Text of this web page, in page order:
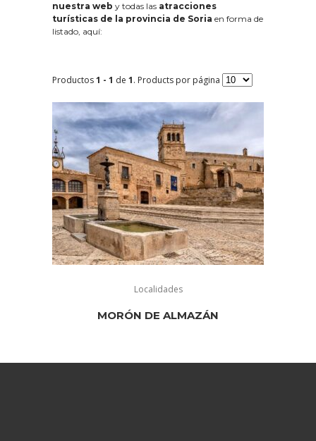
nuestra web y todas las atracciones
turísticas de la provincia de Soria en forma de
listado, aquí:
Productos1 - 1 de 1. Products por página
Localidades
MORÓN DE ALMAZÁN